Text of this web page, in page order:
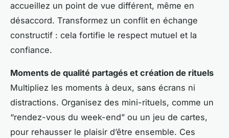
accueillez un point de vue différent, même en
désaccord. Transformez un conflit en échange
constructif : cela fortifie le respect mutuel et la
confiance.
Moments de qualité partagés et création de rituels
Multipliez les moments à deux, sans écrans ni
distractions. Organisez des mini-rituels, comme un
“rendez-vous du week-end” ou un jeu de cartes,
pour rehausser le plaisir d’être ensemble. Ces